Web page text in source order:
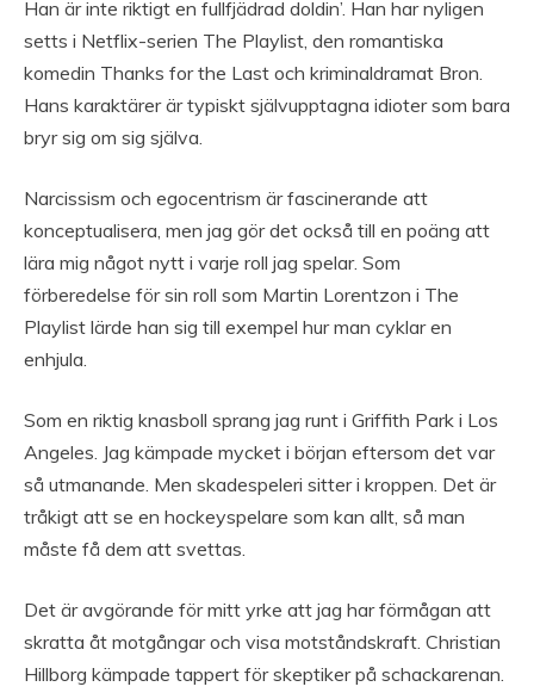
Han är inte riktigt en fullfjädrad doldin’. Han har nyligen
setts i Netflix-serien The Playlist, den romantiska
komedin Thanks for the Last och kriminaldramat Bron.
Hans karaktärer är typiskt självupptagna idioter som bara
bryr sig om sig själva.
Narcissism och egocentrism är fascinerande att
konceptualisera, men jag gör det också till en poäng att
lära mig något nytt i varje roll jag spelar. Som
förberedelse för sin roll som Martin Lorentzon i The
Playlist lärde han sig till exempel hur man cyklar en
enhjula.
Som en riktig knasboll sprang jag runt i Griffith Park i Los
Angeles. Jag kämpade mycket i början eftersom det var
så utmanande. Men skadespeleri sitter i kroppen. Det är
tråkigt att se en hockeyspelare som kan allt, så man
måste få dem att svettas.
Det är avgörande för mitt yrke att jag har förmågan att
skratta åt motgångar och visa motståndskraft. Christian
Hillborg kämpade tappert för skeptiker på schackarenan.